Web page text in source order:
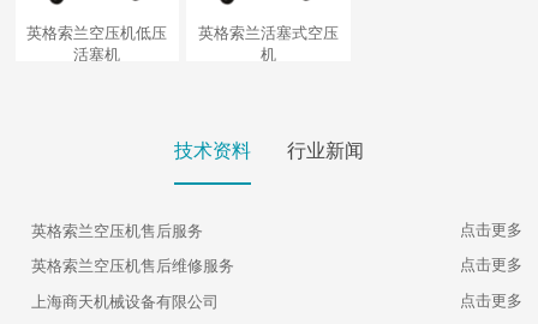
英格索兰过滤器
英格索兰空压机低压
活塞机
英格索兰活塞式空压
机
技术资料 行业新闻
英格索兰空压机售后服务 点击更多
英格索兰空压机售后维修服务 点击更多
上海商天机械设备有限公司 点击更多